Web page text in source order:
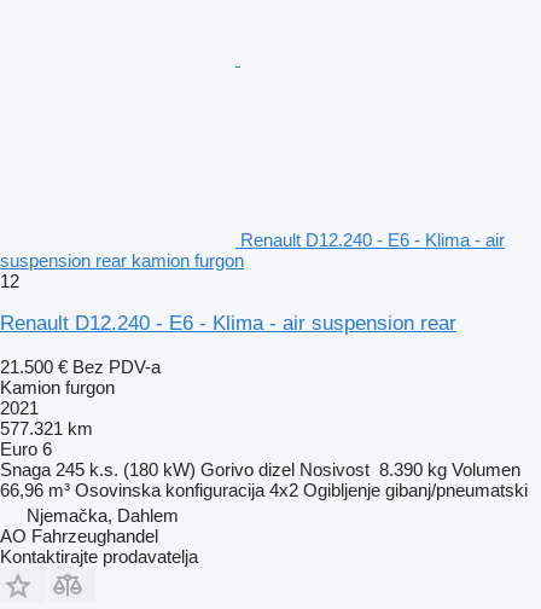
Renault D12.240 - E6 - Klima - air
suspension rear kamion furgon
12
Renault D12.240 - E6 - Klima - air suspension rear
21.500 € Bez PDV-a
Kamion furgon
2021
577.321 km
Euro 6
Snaga 245 k.s. (180 kW) Gorivo dizel Nosivost 8.390 kg Volumen
66,96 m³ Osovinska konfiguracija 4x2 Ogibljenje gibanj/pneumatski
Njemačka, Dahlem
AO Fahrzeughandel
Kontaktirajte prodavatelja